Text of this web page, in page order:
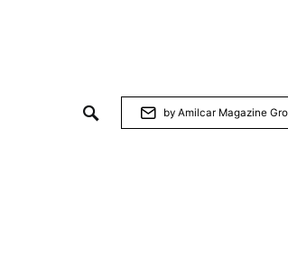
by Amilcar Magazine